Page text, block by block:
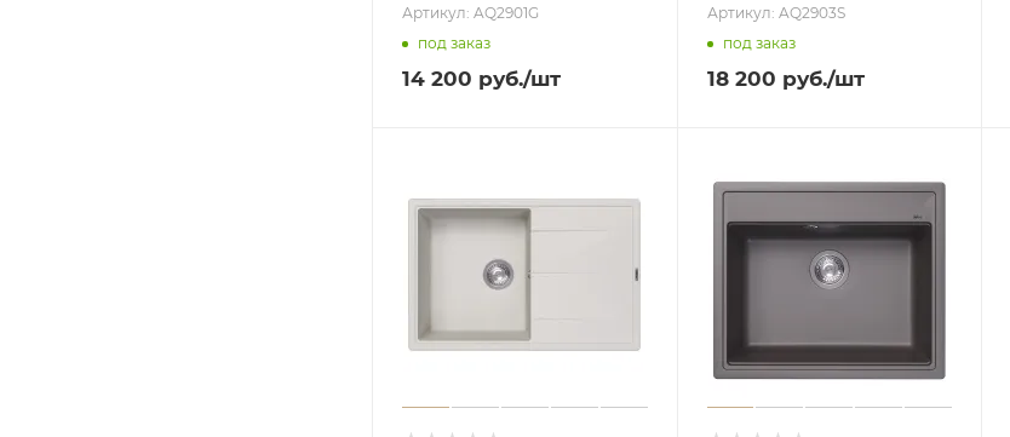
Артикул: AQ2901G
под заказ
14 200 руб./шт
Артикул: AQ2903S
под заказ
18 200 руб./шт